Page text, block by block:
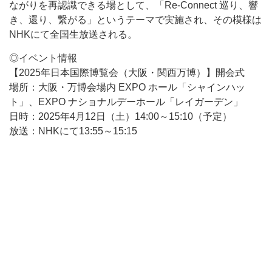
ながりを再認識できる場として、「Re-Connect 巡り、響
き、還り、繋がる」というテーマで実施され、その模様は
NHKにて全国生放送される。
◎イベント情報
【2025年日本国際博覧会（大阪・関西万博）】開会式
場所：大阪・万博会場内 EXPO ホール「シャインハッ
ト」、EXPO ナショナルデーホール「レイガーデン」
日時：2025年4月12日（土）14:00～15:10（予定）
放送：NHKにて13:55～15:15